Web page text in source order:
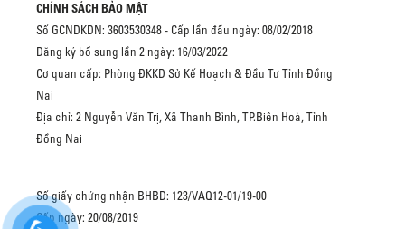
CHÍNH SÁCH BẢO MẬT
Số GCNDKDN: 3603530348 - Cấp lần đầu ngày: 08/02/2018
Đăng ký bổ sung lần 2 ngày: 16/03/2022
Cơ quan cấp: Phòng ĐKKD Sở Kế Hoạch & Đầu Tư Tỉnh Đồng
Nai
Địa chỉ: 2 Nguyễn Văn Trị, Xã Thanh Bình, TP.Biên Hoà, Tỉnh
Đồng Nai
Số giấy chứng nhận BHBD: 123/VAQ12-01/19-00
Cấp ngày: 20/08/2019